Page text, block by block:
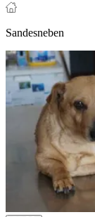
Sandesneben